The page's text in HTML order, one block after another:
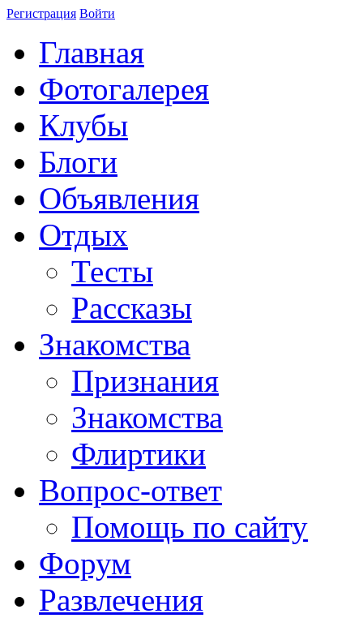
Регистрация Войти
Главная
Фотогалерея
Клубы
Блоги
Объявления
Отдых
Тесты
Рассказы
Знакомства
Признания
Знакомства
Флиртики
Вопрос-ответ
Помощь по сайту
Форум
Развлечения